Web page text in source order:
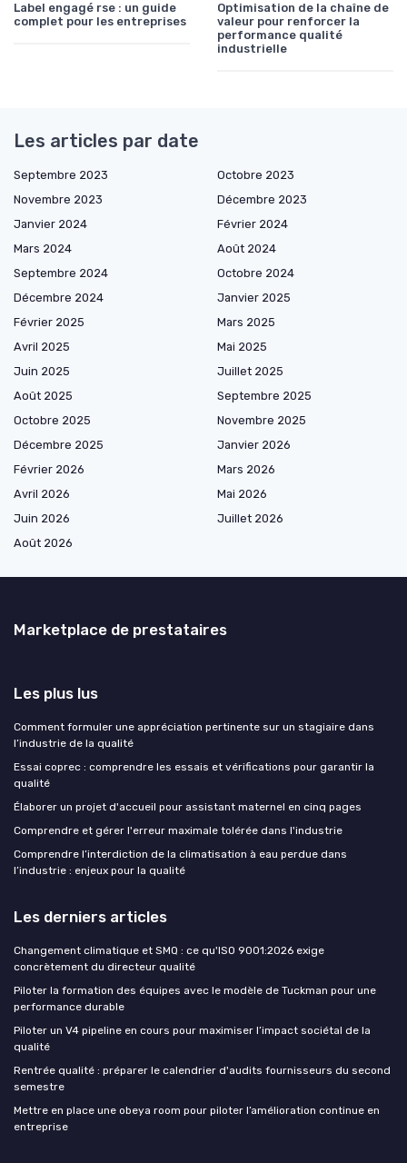
Label engagé rse : un guide
complet pour les entreprises
Optimisation de la chaîne de
valeur pour renforcer la
performance qualité
industrielle
Les articles par date
Septembre 2023
Octobre 2023
Novembre 2023
Décembre 2023
Janvier 2024
Février 2024
Mars 2024
Août 2024
Septembre 2024
Octobre 2024
Décembre 2024
Janvier 2025
Février 2025
Mars 2025
Avril 2025
Mai 2025
Juin 2025
Juillet 2025
Août 2025
Septembre 2025
Octobre 2025
Novembre 2025
Décembre 2025
Janvier 2026
Février 2026
Mars 2026
Avril 2026
Mai 2026
Juin 2026
Juillet 2026
Août 2026
Marketplace de prestataires
Les plus lus
Comment formuler une appréciation pertinente sur un stagiaire dans
l’industrie de la qualité
Essai coprec : comprendre les essais et vérifications pour garantir la
qualité
Élaborer un projet d'accueil pour assistant maternel en cinq pages
Comprendre et gérer l'erreur maximale tolérée dans l'industrie
Comprendre l’interdiction de la climatisation à eau perdue dans
l’industrie : enjeux pour la qualité
Les derniers articles
Changement climatique et SMQ : ce qu'ISO 9001:2026 exige
concrètement du directeur qualité
Piloter la formation des équipes avec le modèle de Tuckman pour une
performance durable
Piloter un V4 pipeline en cours pour maximiser l’impact sociétal de la
qualité
Rentrée qualité : préparer le calendrier d'audits fournisseurs du second
semestre
Mettre en place une obeya room pour piloter l’amélioration continue en
entreprise